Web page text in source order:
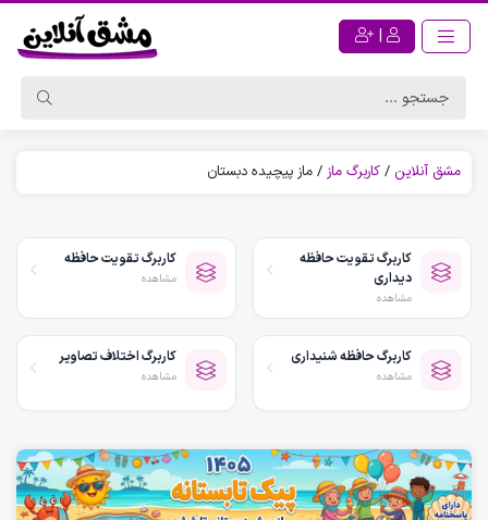
|
مشق آنلاین / کاربرگ ماز / ماز پیچیده دبستان
کاربرگ تقویت حافظه
دیداری
مشاهده
کاربرگ تقویت حافظه
مشاهده
کاربرگ حافظه شنیداری
مشاهده
کاربرگ اختلاف تصاویر
مشاهده